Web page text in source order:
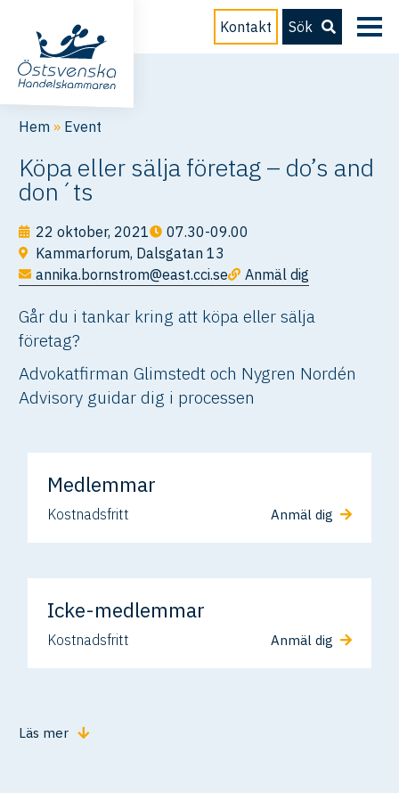
Kontakt Sök
Hem » Event
Köpa eller sälja företag – do’s and
don´ts
22 oktober, 2021
07.30-09.00
Kammarforum, Dalsgatan 13
annika.bornstrom@east.cci.se
Anmäl dig
Går du i tankar kring att köpa eller sälja
företag?
Advokatfirman Glimstedt och Nygren Nordén
Advisory guidar dig i processen
Medlemmar
Kostnadsfritt Anmäl dig
Icke-medlemmar
Kostnadsfritt Anmäl dig
Läs mer